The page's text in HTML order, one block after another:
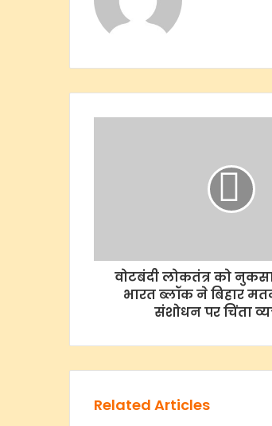
वोटबंदी लोकतंत्र को
भारत ब्लॉक ने बिहार
संशोधन पर चिंता
Related Articles